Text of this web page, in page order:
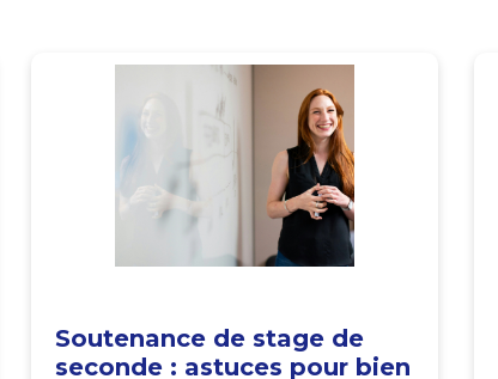
Soutenance de stage de
seconde : astuces pour bien